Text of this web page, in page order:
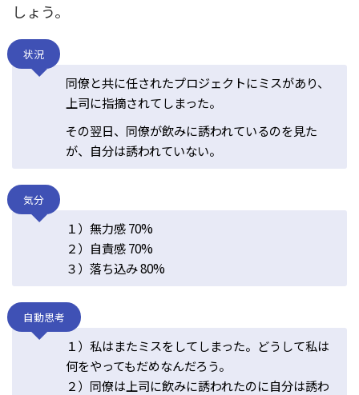
しょう。
状況
同僚と共に任されたプロジェクトにミスがあり、
上司に指摘されてしまった。
その翌日、同僚が飲みに誘われているのを見た
が、自分は誘われていない。
気分
１）無力感 70%
２）自責感 70%
３）落ち込み 80%
自動思考
１）私はまたミスをしてしまった。どうして私は
何をやってもだめなんだろう。
２）同僚は上司に飲みに誘われたのに自分は誘わ